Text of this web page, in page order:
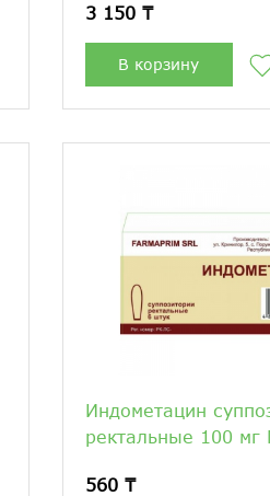
3 150 ₸
В корзину
Индометацин
ректальные 100
560 ₸